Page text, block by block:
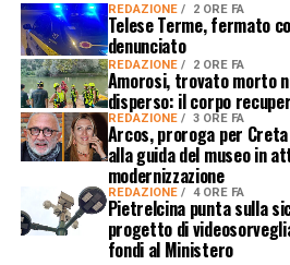
REDAZIONE 2 ORE FA
Telese Terme, fermato
denunciato
REDAZIONE 2 ORE FA
Amorosi, trovato morto
disperso: il corpo
REDAZIONE 3 ORE FA
Arcos, proroga per
alla guida del museo in
modernizzazione
REDAZIONE 4 ORE FA
Pietrelcina punta sulla
progetto di
fondi al Ministero